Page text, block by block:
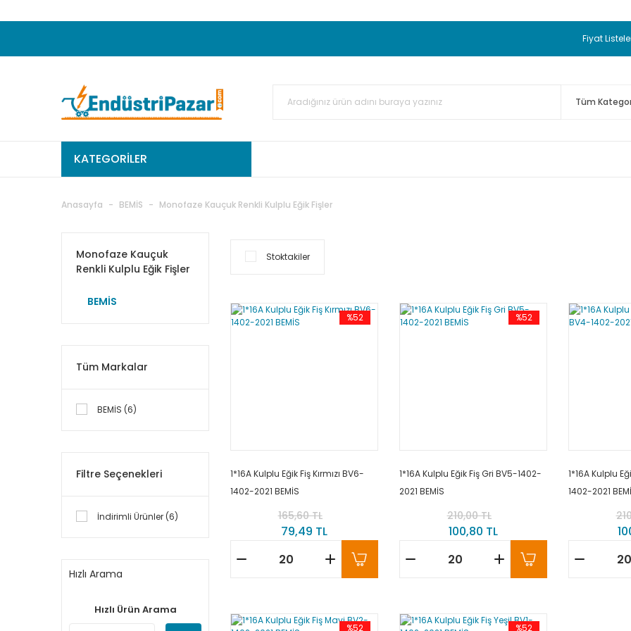
20.000TL ve Üzeri Alışverişlerinizde KARGO BEDAVATC Standart Bayonet J Tip Termokupul Ürünlerinde
TC Standart Bayonet J Tip
Fiyat
KATEGORİLER
Anasayfa BEMİS Monofaze Kauçuk Renkli Kulplu Eğik Fişler
Monofaze Kauçuk
Renkli Kulplu Eğik Fişler
BEMİS
Tüm Markalar
BEMİS (6)
Filtre Seçenekleri
İndirimli Ürünler (6)
Hızlı Arama
Hızlı Ürün Arama
Stoktakiler
%52
1*16A Kulplu Eğik Fiş Kırmızı BV6-
1402-2021 BEMİS
165,60 TL
79,49 TL
%52
1*16A Kulplu Eğik Fiş Gri BV5-1402-
2021 BEMİS
210,00 TL
100,80 TL
1*16A Kulplu
1402-2021
%52 %52